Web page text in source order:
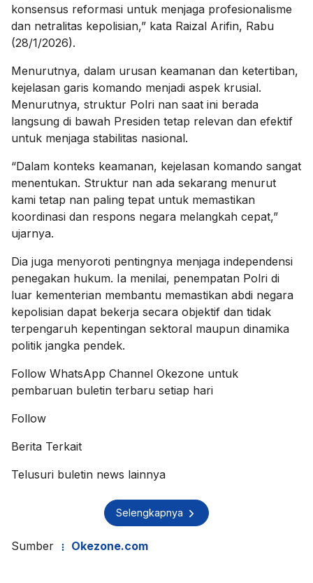
konsensus reformasi untuk menjaga profesionalisme
dan netralitas kepolisian,” kata Raizal Arifin, Rabu
(28/1/2026).
Menurutnya, dalam urusan keamanan dan ketertiban,
kejelasan garis komando menjadi aspek krusial.
Menurutnya, struktur Polri nan saat ini berada
langsung di bawah Presiden tetap relevan dan efektif
untuk menjaga stabilitas nasional.
“Dalam konteks keamanan, kejelasan komando sangat
menentukan. Struktur nan ada sekarang menurut
kami tetap nan paling tepat untuk memastikan
koordinasi dan respons negara melangkah cepat,”
ujarnya.
Dia juga menyoroti pentingnya menjaga independensi
penegakan hukum. Ia menilai, penempatan Polri di
luar kementerian membantu memastikan abdi negara
kepolisian dapat bekerja secara objektif dan tidak
terpengaruh kepentingan sektoral maupun dinamika
politik jangka pendek.
Follow WhatsApp Channel Okezone untuk
pembaruan buletin terbaru setiap hari
Follow
Berita Terkait
Telusuri buletin news lainnya
Selengkapnya
Sumber Okezone.com